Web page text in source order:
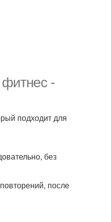
-
подходит для
без
после